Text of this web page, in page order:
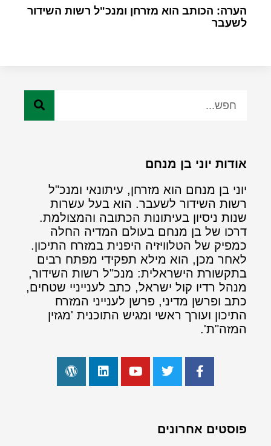
הערה: הכותב הוא מזרחן ומנכ"ל רשות השידור
לשעבר
אודות יוני בן מנחם
יוני בן מנחם הוא מזרחן, עיתונאי ומנכ"ל
רשות השידור לשעבר. הוא בעל עשרות
שנות ניסיון בעיתונות הכתובה והמצולמת.
דרכו של בן מנחם בעולם המדיה החלה
כמפיק של הטלוויזיה היפנית במזרח התיכון.
לאחר מכן, הוא מילא תפקידי מפתח רבים
בתקשורת הישראלית: מנכ"ל רשות השידור,
מנהל רדיו קול ישראל, כתב לענייניי שטחים,
כתב ופרשן מדיני, פרשן לענייני המזרח
התיכון ועורך ראשי ומגיש התוכנית 'מגזין
המזה"ת'.
פוסטים אחרונים